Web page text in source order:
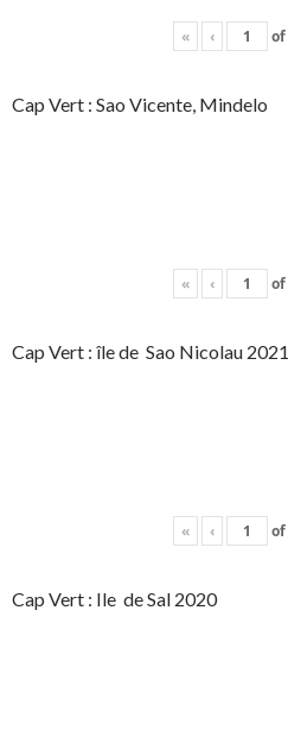
« ‹ of
Cap Vert : Sao Vicente, Mindelo
« ‹ of
Cap Vert : île de Sao Nicolau 2021
« ‹ of
Cap Vert : Ile de Sal 2020